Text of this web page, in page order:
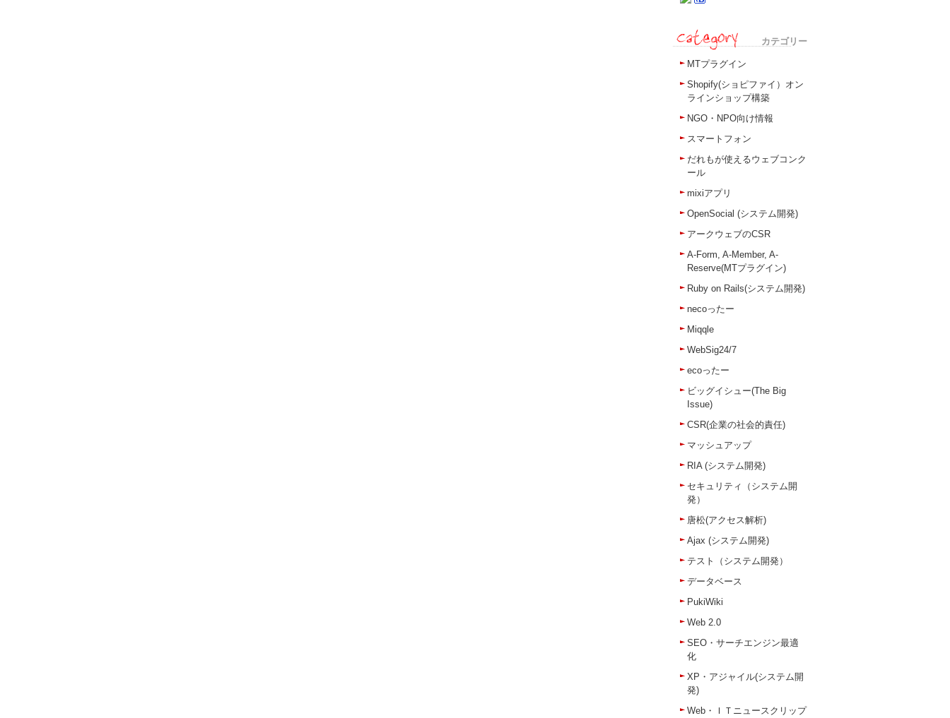
カテゴリー
MTプラグイン
Shopify(ショピファイ）オン
ラインショップ構築
NGO・NPO向け情報
スマートフォン
だれもが使えるウェブコンク
ール
mixiアプリ
OpenSocial (システム開発)
アークウェブのCSR
A-Form, A-Member, A-
Reserve(MTプラグイン)
Ruby on Rails(システム開発)
necoったー
Miqqle
WebSig24/7
ecoったー
ビッグイシュー(The Big
Issue)
CSR(企業の社会的責任)
マッシュアップ
RIA (システム開発)
セキュリティ（システム開
発）
唐松(アクセス解析)
Ajax (システム開発)
テスト（システム開発）
データベース
PukiWiki
Web 2.0
SEO・サーチエンジン最適
化
XP・アジャイル(システム開
発)
Web・ＩＴニュースクリップ